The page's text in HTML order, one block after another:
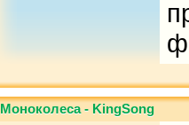
Моноколеса - KingSong